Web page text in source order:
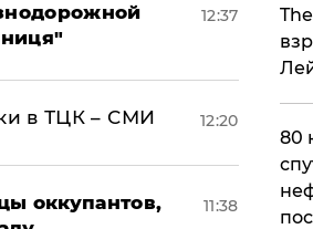
12:37
в ТЦК – СМИ 12:20
оккупантов,
11:38
80